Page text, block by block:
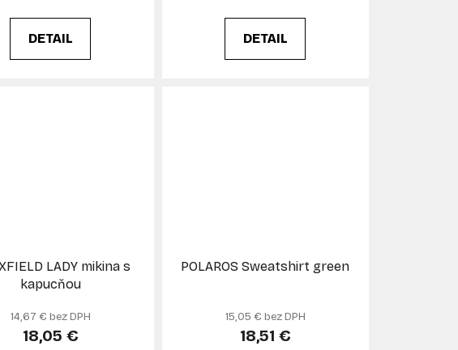
DETAIL DETAIL
LADY mikina s
kapucňou
14,67 € bez DPH
18,05 €
POLAROS Sweatshirt green
15,05 € bez DPH
18,51 €